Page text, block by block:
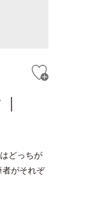
どっちが
がそれぞ